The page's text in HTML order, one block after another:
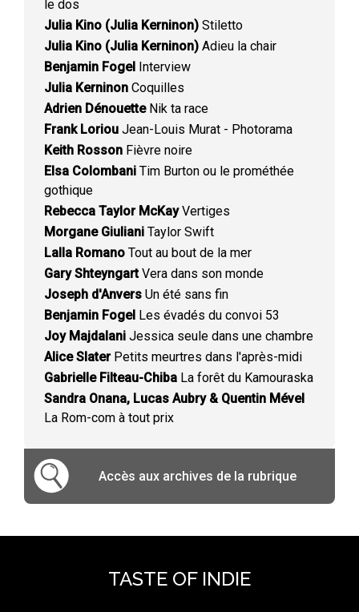
le dos
Julia Kino (Julia Kerninon) Stiletto
Julia Kino (Julia Kerninon) Adieu la chair
Benjamin Fogel Interview
Julia Kerninon Coquilles
Adrien DénouetteNik ta race
Frank Loriou Jean-Louis Murat - Photorama
Keith Rosson Fièvre noire
Elsa Colombani Tim Burton ou le prométhée
gothique
Rebecca Taylor McKayVertiges
Morgane Giuliani Taylor Swift
Lalla Romano Tout au bout de la mer
Gary ShteyngartVera dans son monde
Joseph d'Anvers Un été sans fin
Benjamin Fogel Les évadés du convoi 53
Joy Majdalani Jessica seule dans une chambre
Alice SlaterPetits meurtres dans l'après-midi
Gabrielle Filteau-Chiba La forêt du Kamouraska
Sandra Onana, Lucas Aubry & Quentin Mével
La Rom-com à tout prix
Accès aux archives de la rubrique
TASTE OF INDIE